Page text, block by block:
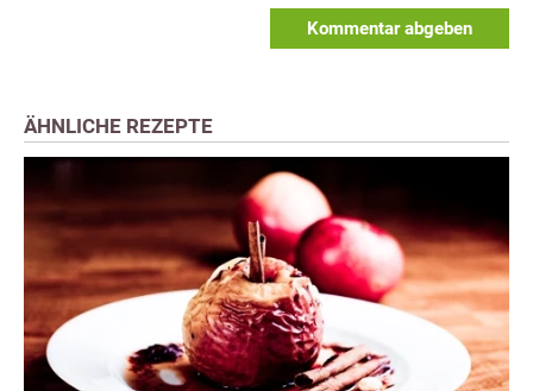
Kommentar abgeben
ÄHNLICHE REZEPTE